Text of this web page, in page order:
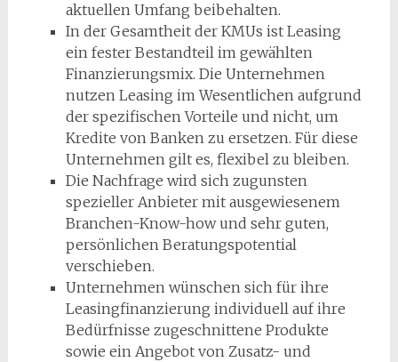
aktuellen Umfang beibehalten.
In der Gesamtheit der KMUs ist Leasing
ein fester Bestandteil im gewählten
Finanzierungsmix. Die Unternehmen
nutzen Leasing im Wesentlichen aufgrund
der spezifischen Vorteile und nicht, um
Kredite von Banken zu ersetzen. Für diese
Unternehmen gilt es, flexibel zu bleiben.
Die Nachfrage wird sich zugunsten
spezieller Anbieter mit ausgewiesenem
Branchen-Know-how und sehr guten,
persönlichen Beratungspotential
verschieben.
Unternehmen wünschen sich für ihre
Leasingfinanzierung individuell auf ihre
Bedürfnisse zugeschnittene Produkte
sowie ein Angebot von Zusatz- und